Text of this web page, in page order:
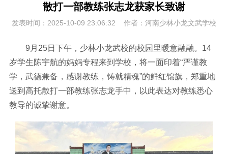
散打一部教练张志龙获家长致谢
发表时间：2025-10-09 23:06:32 作者：河南少林小龙文武学校
9月25日下午，少林小龙武校的校园里暖意融融。14
岁学生陈宇航的妈妈专程来到学校，将一面印着“严谨教
学，武德兼备，感谢教练，铸就精魂”的鲜红锦旗，郑重地
送到高托散打一部教练张志龙手中，以此表达对教练悉心
教导的诚挚谢意。